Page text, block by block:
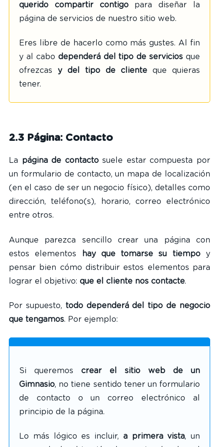
querido compartir contigopara diseñar la
página de servicios de nuestro sitio web.
Eres libre de hacerlo como más gustes. Al fin
y al cabo dependerá del tipo de servicios que
ofrezcas y del tipo de cliente que quieras
tener.
2.3 Página: Contacto
La página de contactosuele estar compuesta por
un formulario de contacto, un mapa de localización
(en el caso de ser un negocio físico), detalles como
dirección, teléfono(s), horario, correo electrónico
entre otros.
Aunque parezca sencillo crear una página con
estos elementos
hay que tomarse su tiempoy
pensar bien cómo distribuir estos elementos para
lograr el objetivo: que el cliente nos contacte.
Por supuesto, todo dependerá del tipo de negocio
que tengamos. Por ejemplo:
Si queremos crear el sitio web de un
Gimnasio, no tiene sentido tener un formulario
de contacto o un correo electrónico al
principio de la página.
Lo más lógico es incluir, a primera vista, un